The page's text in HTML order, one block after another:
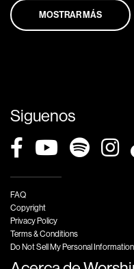
MOSTRAR MÁS
Siguenos
FAQ
Copyright
Privacy Policy
Terms & Conditions
Do Not Sell My Personal Information